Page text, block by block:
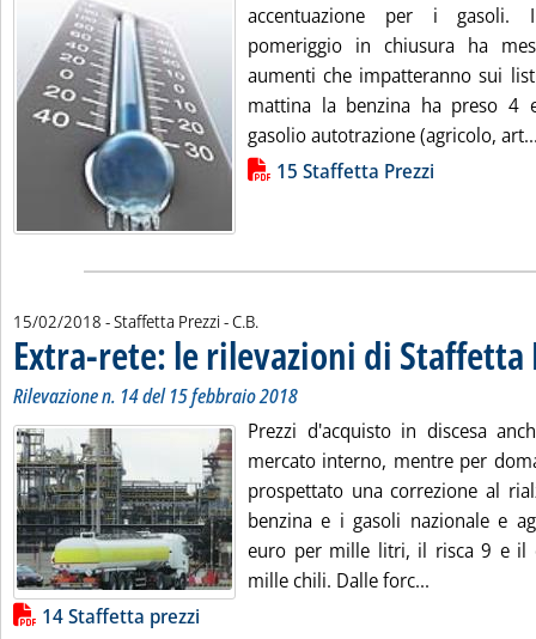
accentuazione per i gasoli.
pomeriggio in chiusura ha
aumenti che impatteranno sui
mattina la benzina ha preso
gasolio autotrazione (agricolo,
Lista allegati PDF alla notizia15 Staffetta Prezzi
15/02/2018 - Staffetta Prezzi -di:
C.B.
Extra-rete: le rilevazioni di Staffetta
Rilevazione n. 14 del 15 febbraio 2018
Prezzi d'acquisto in discesa
mercato interno, mentre per
prospettato una correzione al
benzina e i gasoli nazionale e
euro per mille litri, il risca 9 e il
mille chili. Dalle forc...
Lista allegati PDF alla notizia
14 Staffetta prezzi